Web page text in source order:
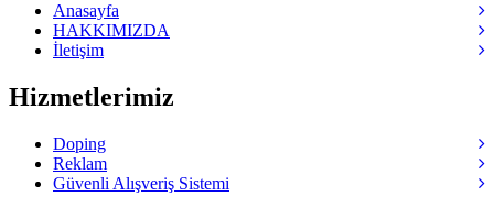
Anasayfa
HAKKIMIZDA
İletişim
Hizmetlerimiz
Doping
Reklam
Güvenli Alışveriş Sistemi